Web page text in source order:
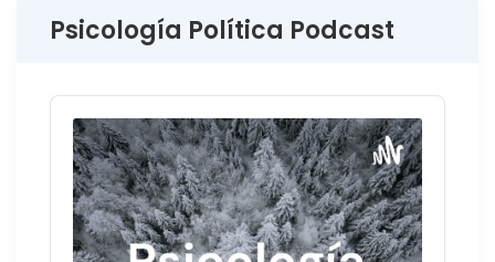
Psicología Política Podcast
Audio
Player